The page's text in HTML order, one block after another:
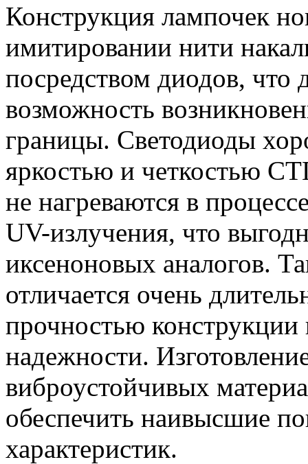
Конструкция лампочек
имитировании нити
посредством диодов,
возможность
границы. Светодиоды
яркостью и четкостью
не нагреваются в
UV-излучения, что
иксеноновых аналогов.
отличается очень
прочностью
надежности.
виброустойчивых
обеспечить наивысшие
характеристик.